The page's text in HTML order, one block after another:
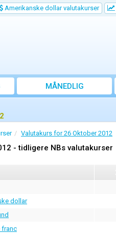
Amerikanske dollar valutakurser
MÅNEDLIG
GJENNOMSNITTSKURS
Valutakurs for 26 Oktober 2012
- tidligere NBs valutakurser
dollar
franc